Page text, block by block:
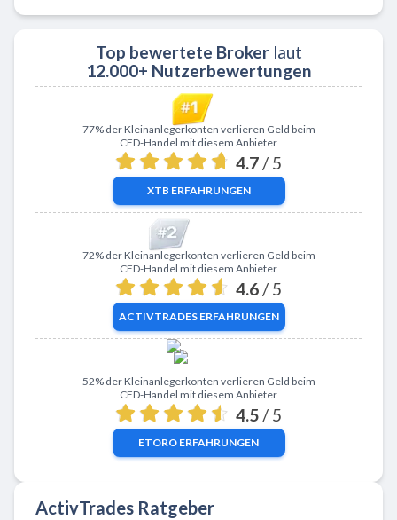
Top bewertete Brokerlaut
12.000+ Nutzerbewertungen
Zu XTB
77% der Kleinanlegerkonten verlieren Geld beim
CFD-Handel mit diesem Anbieter
4.7 / 5
XTB ERFAHRUNGEN
Zu ActivTrades
72% der Kleinanlegerkonten verlieren Geld beim
CFD-Handel mit diesem Anbieter
4.6 / 5
ACTIVTRADESERFAHRUNGEN
Zu eToro
52% der Kleinanlegerkonten verlieren Geld beim
CFD-Handel mit diesem Anbieter
4.5 / 5
ETORO ERFAHRUNGEN
ActivTrades Ratgeber